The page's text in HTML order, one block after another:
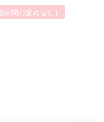
間の定めなし）